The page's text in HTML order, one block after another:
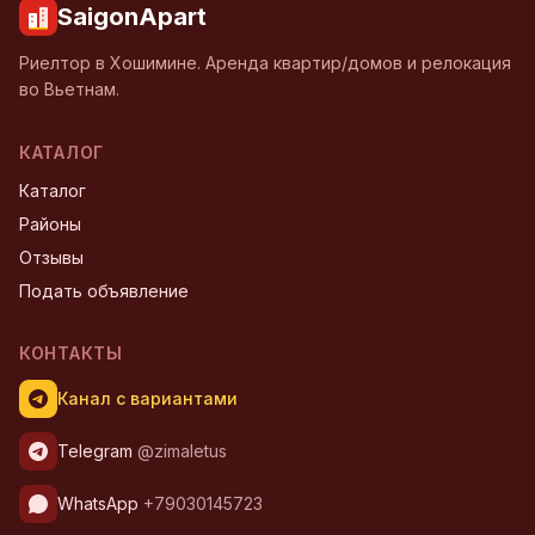
SaigonApart
Риелтор в Хошимине. Аренда квартир/домов и релокация
во Вьетнам.
КАТАЛОГ
Каталог
Районы
Отзывы
Подать объявление
КОНТАКТЫ
Канал с вариантами
Telegram @zimaletus
WhatsApp +79030145723